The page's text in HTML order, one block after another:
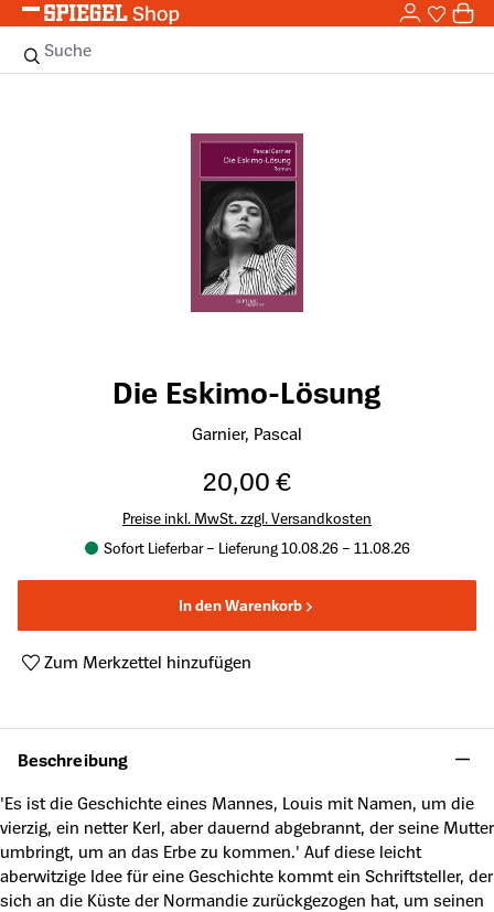
Zum Hauptinhalt springen 0
Suche
Die Eskimo-Lösung
Garnier, Pascal
20,00 €
Preise inkl. MwSt. zzgl. Versandkosten
Sofort Lieferbar – Lieferung 10.08.26 – 11.08.26
In den Warenkorb
Zum Merkzettel hinzufügen
Beschreibung
'Es ist die Geschichte eines Mannes, Louis mit Namen, um die
vierzig, ein netter Kerl, aber dauernd abgebrannt, der seine Mutter
umbringt, um an das Erbe zu kommen.' Auf diese leicht
aberwitzige Idee für eine Geschichte kommt ein Schriftsteller, der
sich an die Küste der Normandie zurückgezogen hat, um seinen